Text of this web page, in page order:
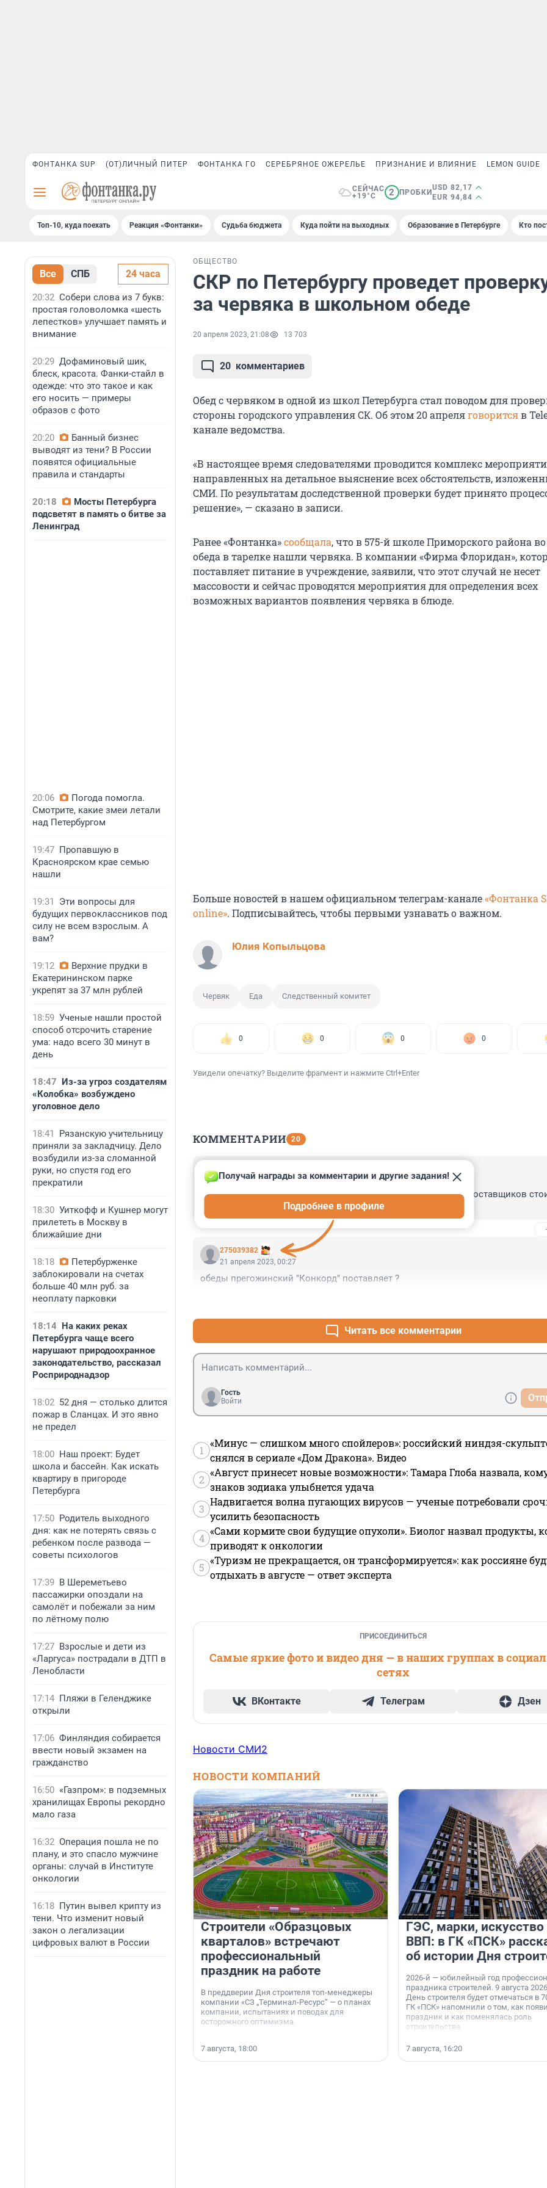
ФОНТАНКА SUP (ОТ)ЛИЧНЫЙ ПИТЕР ФОНТАНКА ГО СЕРЕБРЯНОЕ ОЖЕРЕЛЬЕ ПРИЗНАНИЕ И ВЛИЯНИЕ LEMON GUIDE
СЕЙЧАС
+19°C
2 ПРОБКИ
USD 82,17
EUR 94,84
Топ-10, куда поехать Реакция «Фонтанки» Судьба бюджета Куда пойти на выходных Образование в Петербурге Кто
Все СПБ 24 часа
20:32 Собери слова из 7 букв:
простая головоломка «шесть
лепестков» улучшает память и
внимание
20:29 Дофаминовый шик,
блеск, красота. Фанки-стайл в
одежде: что это такое и как
его носить — примеры
образов с фото
20:20
Банный бизнес
выводят из тени? В России
появятся официальные
правила и стандарты
20:18
Мосты Петербурга
подсветят в память о битве за
Ленинград
20:06
Погода помогла.
Смотрите, какие змеи летали
над Петербургом
19:47 Пропавшую в
Красноярском крае семью
нашли
19:31
Эти вопросы для
будущих первоклассников под
силу не всем взрослым. А
вам?
19:12
Верхние прудки в
Екатерининском парке
укрепят за 37 млн рублей
18:59 Ученые нашли простой
способ отсрочить старение
ума: надо всего 30 минут в
день
18:47 Из-за угроз создателям
«Колобка» возбуждено
уголовное дело
18:41
Рязанскую учительницу
приняли за закладчицу. Дело
возбудили из-за сломанной
руки, но спустя год его
прекратили
18:30 Уиткофф и Кушнер могут
прилететь в Москву в
ближайшие дни
18:18
Петербурженке
заблокировали на счетах
больше 40 млн руб. за
неоплату парковки
18:14 На каких реках
Петербурга чаще всего
нарушают природоохранное
законодательство, рассказал
Росприроднадзор
18:02 52 дня — столько длится
пожар в Сланцах. И это явно
не предел
18:00 Наш проект: Будет
школа и бассейн. Как искать
квартиру в пригороде
Петербурга
17:50 Родитель выходного
дня: как не потерять связь с
ребенком после развода —
советы психологов
17:39 В Шереметьево
пассажирки опоздали на
самолёт и побежали за ним
по лётному полю
17:27 Взрослые и дети из
«Ларгуса» пострадали в ДТП в
Ленобласти
17:14 Пляжи в Геленджике
открыли
17:06 Финляндия собирается
ввести новый экзамен на
гражданство
16:50 «Газпром»: в подземных
хранилищах Европы рекордно
мало газа
16:32 Операция пошла не по
плану, и это спасло мужчине
органы: случай в Институте
онкологии
16:18 Путин вывел крипту из
тени. Что изменит новый
закон о легализации
цифровых валют в России
ОБЩЕСТВО
СКР по Петербургу проведет
за червяка в школьном обеде
20 апреля 2023, 21:08 13 703
20 комментариев
Обед с червяком в одной из школ Петербурга стал поводом для
стороны городского управления СК. Об этом 20 апреляговоритсяв
канале ведомства.
«В настоящее время следователями проводится комплекс
направленных на детальное выяснение всех обстоятельств,
СМИ. По результатам доследственной проверки будет принято
решение», — сказано в записи.
Ранее «Фонтанка»сообщала, что в 575-й школе Приморского района
обеда в тарелке нашли червяка. В компании «Фирма Флоридан»,
поставляет питание в учреждение, заявили, что этот случай не несет
массовости и сейчас проводятся мероприятия для определения всех
возможных вариантов появления червяка в блюде.
Больше новостей в нашем официальном телеграм-канале«Фонтанка
online». Подписывайтесь, чтобы первыми узнавать о важном.
Юлия Копыльцова
Червяк Еда Следственный комитет
0 0 0 0
Увидели опечатку? Выделите фрагмент и нажмите Ctrl+Enter
КОММЕНТАРИИ 20
21 апреля 2023, 14:44
"Червяк - не виноват, он мог из яблока попасть, а вот левых поставщиков
проверять почаще".
275039382
Получай награды за комментарии и другие задания!
Подробнее в профиле
21 апреля 2023, 00:27
обеды прегожинский "Конкорд" поставляет ?
Читать все комментарии
Гость
Войти
1
«Минус — слишком много спойлеров»: российский ниндзя-
снялся в сериале «Дом Дракона». Видео
2
«Август принесет новые возможности»: Тамара Глоба назвала,
знаков зодиака улыбнется удача
3
Надвигается волна пугающих вирусов — ученые потребовали
усилить безопасность
4
«Сами кормите свои будущие опухоли». Биолог назвал продукты,
приводят к онкологии
5
«Туризм не прекращается, он трансформируется»: как россияне
отдыхать в августе — ответ эксперта
ПРИСОЕДИНИТЬСЯ
Самые яркие фото и видео дня — в наших группах в
сетях
ВКонтакте Телеграм Дзен
Новости СМИ2
НОВОСТИ КОМПАНИЙ
Строители «Образцовых
кварталов» встречают
профессиональный
праздник на работе
В преддверии Дня строителя топ-менеджеры
компании «СЗ „Терминал-Ресурс“ — о планах
компании, испытаниях и поводах для
осторожного оптимизма.
7 августа, 18:00
ГЭС, марки, искусство
ВВП: в ГК «ПСК»
об истории Дня
2026-й — юбилейный год
праздника строителей. 9 августа
День строителя будет отмечаться в
ГК «ПСК» напомнили о том, как
праздник и как поменялась роль
строительства.
7 августа, 16:20